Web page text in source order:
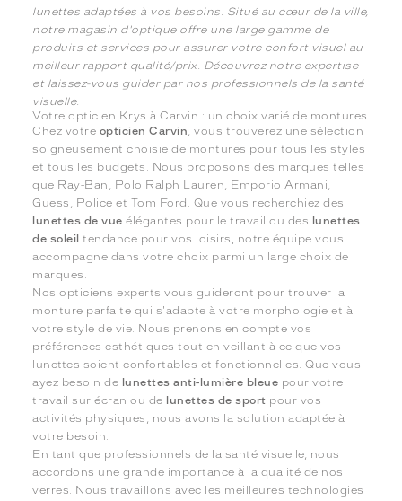
lunettes adaptées à vos besoins. Situé au cœur de la ville,
notre magasin d'optique offre une large gamme de
produits et services pour assurer votre confort visuel au
meilleur rapport qualité/prix. Découvrez notre expertise
et laissez-vous guider par nos professionnels de la santé
visuelle.
Votre opticien Krys à Carvin : un choix varié de montures
Chez votre opticien Carvin, vous trouverez une sélection
soigneusement choisie de montures pour tous les styles
et tous les budgets. Nous proposons des marques telles
que Ray-Ban, Polo Ralph Lauren, Emporio Armani,
Guess, Police et Tom Ford. Que vous recherchiez des
lunettes de vue élégantes pour le travail ou des lunettes
de soleil tendance pour vos loisirs, notre équipe vous
accompagne dans votre choix parmi un large choix de
marques.
Nos opticiens experts vous guideront pour trouver la
monture parfaite qui s'adapte à votre morphologie et à
votre style de vie. Nous prenons en compte vos
préférences esthétiques tout en veillant à ce que vos
lunettes soient confortables et fonctionnelles. Que vous
ayez besoin de lunettes anti-lumière bleue pour votre
travail sur écran ou de lunettes de sport pour vos
activités physiques, nous avons la solution adaptée à
votre besoin.
En tant que professionnels de la santé visuelle, nous
accordons une grande importance à la qualité de nos
verres. Nous travaillons avec les meilleures technologies